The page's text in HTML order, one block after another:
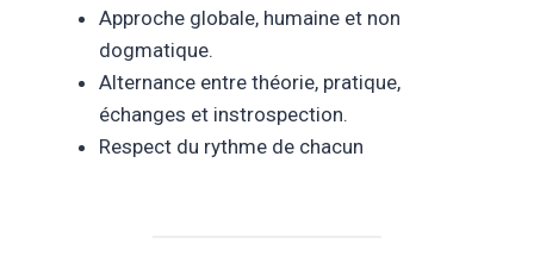
Approche globale, humaine et non
dogmatique.
Alternance entre théorie, pratique,
échanges et instrospection.
Respect du rythme de chacun